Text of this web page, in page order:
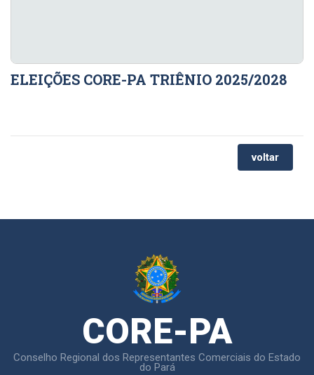
ELEIÇÕES CORE-PA TRIÊNIO 2025/2028
voltar
CORE-PA
Conselho Regional dos Representantes Comerciais do Estado
do Pará